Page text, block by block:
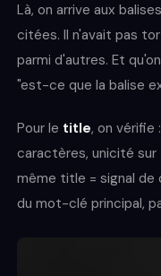
Là, on arrive aux
citées. Il n'avait pas
parmi d'autres. Et
"est-ce que la balise
Pour le title, on
caractères, unicité
même title = signal de
du mot-clé principal,